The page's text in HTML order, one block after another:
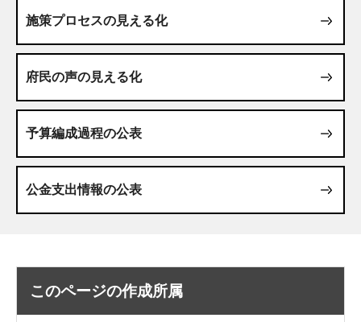
施策プロセスの見える化
府民の声の見える化
予算編成過程の公表
公金支出情報の公表
このページの作成所属